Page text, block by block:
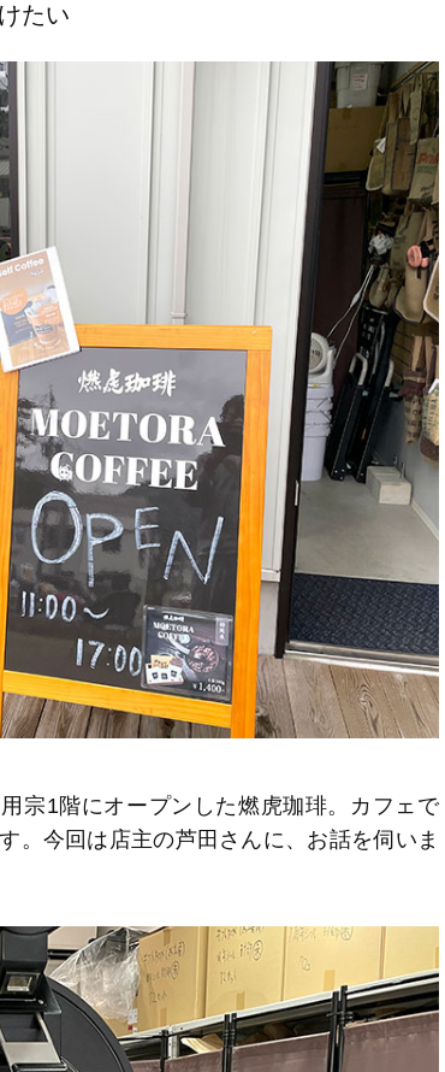
たい
宗1階にオープンした燃虎珈琲。カフェで
。今回は店主の芦田さんに、お話を伺いま